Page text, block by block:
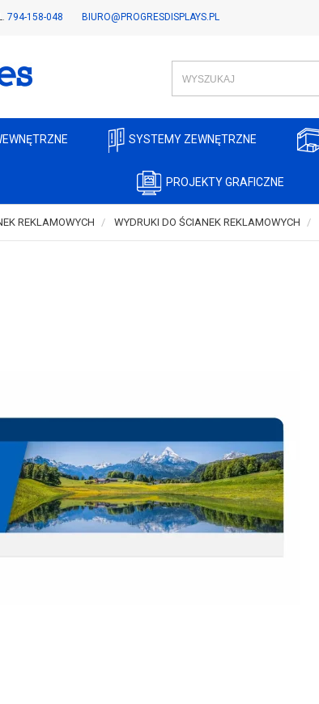
794-158-048 BIURO@PROGRESDISPLAYS.PL
SYSTEMY ZEWNĘTRZNE
PROJEKTY GRAFICZNE
REKLAMOWYCH WYDRUKI DO ŚCIANEK REKLAMOWYCH